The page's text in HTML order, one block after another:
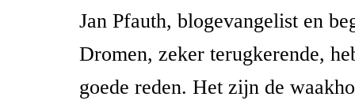
Jan Pfauth, blogevangelist en
Dromen, zeker terugkerende,
goede reden. Het zijn de